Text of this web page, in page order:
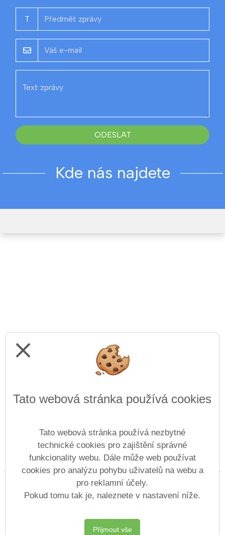
T
ODESLAT
Kde nás najdete
Prohlášení o přístupnosti Mapa webu Cookies
Copyright © 2013 - 2026 Střední odborná škola
technická a zahradnická Lovosice &
Vitalex
Postaveno ve službě
VlastníŠkolníWeb.cz
close
Tato webová stránka používá cookies
Tato webová stránka používá nezbytné
technické cookies pro zajištění správné
funkcionality webu. Dále může web používat
cookies pro analýzu pohybu uživatelů na webu a
pro reklamní účely.
Pokud tomu tak je, naleznete v nastavení níže.
Přijmout vše